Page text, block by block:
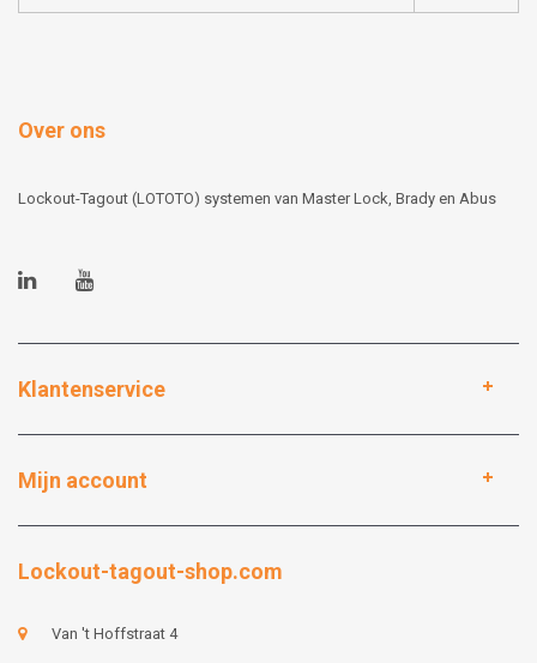
Over ons
Lockout-Tagout (LOTOTO) systemen van Master Lock, Brady en Abus
Klantenservice
Mijn account
Lockout-tagout-shop.com
Van 't Hoffstraat 4